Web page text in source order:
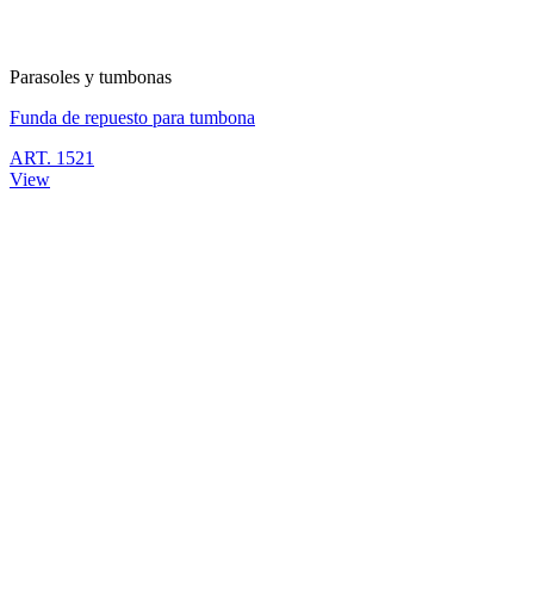
Parasoles y tumbonas
Funda de repuesto para tumbona
ART. 1521
View